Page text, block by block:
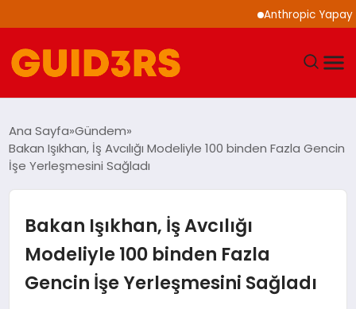
Anthropic Yapay
YAŞAM
SAĞLIK
Ana Sayfa Gündem
Bakan Işıkhan, İş Avcılığı Modeliyle 100 binden Fazla Gencin
İşe Yerleşmesini Sağladı
Bakan Işıkhan, İş Avcılığı
Modeliyle 100 binden Fazla
Gencin İşe Yerleşmesini Sağladı